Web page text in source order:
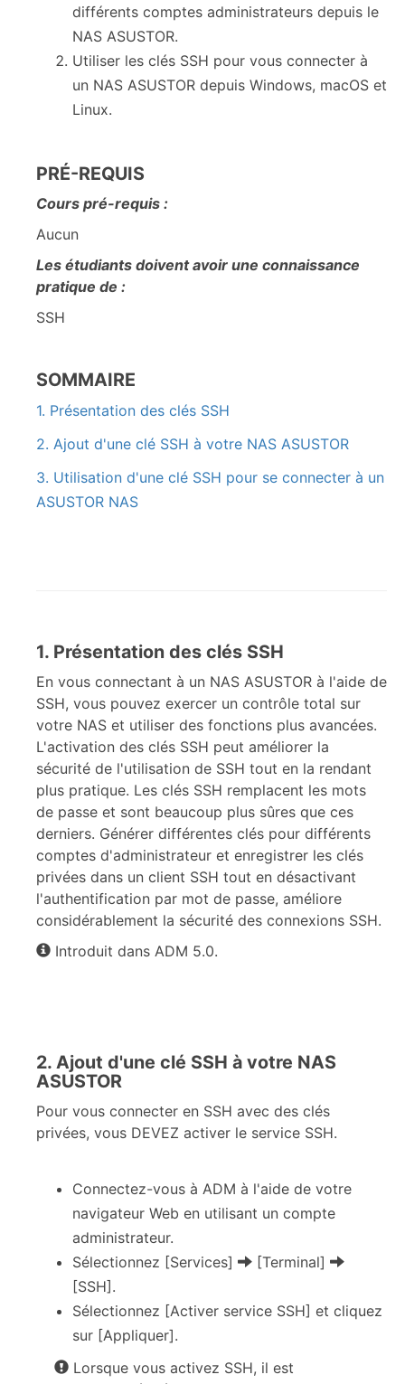
différents comptes administrateurs depuis le
NAS ASUSTOR.
Utiliser les clés SSH pour vous connecter à
un NAS ASUSTOR depuis Windows, macOS et
Linux.
PRÉ-REQUIS
Cours pré-requis :
Aucun
Les étudiants doivent avoir une connaissance
pratique de :
SSH
SOMMAIRE
1. Présentation des clés SSH
2. Ajout d'une clé SSH à votre NAS ASUSTOR
3. Utilisation d'une clé SSH pour se connecter à un
ASUSTOR NAS
1. Présentation des clés SSH
En vous connectant à un NAS ASUSTOR à l'aide de
SSH, vous pouvez exercer un contrôle total sur
votre NAS et utiliser des fonctions plus avancées.
L'activation des clés SSH peut améliorer la
sécurité de l'utilisation de SSH tout en la rendant
plus pratique. Les clés SSH remplacent les mots
de passe et sont beaucoup plus sûres que ces
derniers. Générer différentes clés pour différents
comptes d'administrateur et enregistrer les clés
privées dans un client SSH tout en désactivant
l'authentification par mot de passe, améliore
considérablement la sécurité des connexions SSH.
Introduit dans ADM 5.0.
2. Ajout d'une clé SSH à votre NAS
ASUSTOR
Pour vous connecter en SSH avec des clés
privées, vous DEVEZ activer le service SSH.
Connectez-vous à ADM à l'aide de votre
navigateur Web en utilisant un compte
administrateur.
Sélectionnez [Services]
[Terminal]
[SSH].
Sélectionnez [Activer service SSH] et cliquez
sur [Appliquer].
Lorsque vous activez SSH, il est